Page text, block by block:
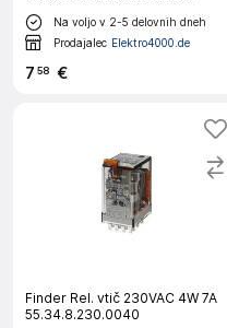
Na voljo v 2-5 delovnih dneh
Prodajalec Elektro4000.de
7 58 €
Finder Rel. vtič 230VAC 4W 7A
55.34.8.230.0040